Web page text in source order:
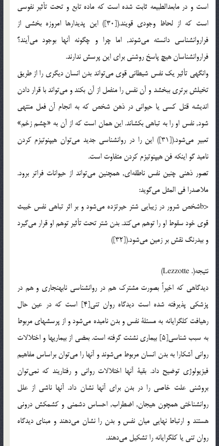
است و در مابعدالطبيعه ثابت شده است که ماده تابع و تحت تأثير نفوسی
است که از لحاظ وجودی قويند.([30]) اين پديدارها امروزه بخشی از
فراروانشناسی دانسته مي‌شوند, اما چرا و چگونه آنها بوجود مي‌آيند؟
فراروانشناسان هيچ پاسخ روشنی برای اين پرسش ندارند.
وانگهی تأثير يک نفس شيطانی قوی مي‌تواند بدن انسان ديگری را از طريق
تخيلش برتری ببخشد و آن نفس را منفعل از آن بکند و مي‌تواند با قرار دادن
انديشه قتل کسی يا حيوانی در ذهن شخص که به انجام آن فعل منتهی
شود, نفس او را به تباهی بکشاند. اين همان است که از آن به «چشم زخم»
تعبير مي‌شود.([31]) اين را در روانشناسی جديد مي‌توان هيپنوتيزم کردن
ناميد گو اينکه فن هيپنوتيزم کردن متفاوت است.
تصور ذهنی چنين نفس ناطقه‌ای, همچنين مي‌تواند از حيوانات فراتر برود.
ملاصدرا فی المثل مي‌گويد:
<bشخص شرور در زيبايی شتر حيرتزده مي‌شود و بر اثر تباهی نفس خبيث
قوی خود سقوط او را توهم مي‌کند. بدن شتر تحت تأثير توهم او قرار مي‌گيرد
و بيدرنگ نقش بر زمين مي‌شود.([32])
نتيجه(. Lezzotte)
ديدگاهی که اخيراً بصورت مشترک هم در روانشناسی نابهنجاری و هم در
پزشکی پذيرفته شده است ديدگاه روان تنی[4] است که در عين حال
رهيافت کلگرايانه به مسئلة نفس و بدن ناميده مي‌شود و از پرسشهای مربوط
به سبب شناسی[5] بيماری نشئت گرفته است. بعضی از بيماريها و اختلالات
روانی آشکارا به بدن انسان مربوط مي‌شوند و آنها را مي‌توان براساس مفاهيم
فيزيولوژی توضيح داد. بقية آنها اختلالات روانی و رفتاريند که نمي‌توان
بروشنی علت خاصی را در بدن برای آنها نشان داد. آنها ناشی از علل
روانشناختی همچون هيجان, اضطراب, احساس دشمنی و کشمکش درونی
هستند و ارتباط نهايی ميان نفس و بدن را نشان مي‌دهند و مبنای ديدگاه
روان تنی يا کلگرايانه را تشکيل مي‌دهند.